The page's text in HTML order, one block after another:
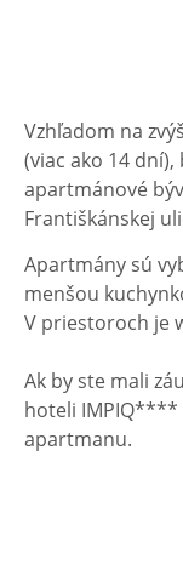
Vzhľadom na
(viac ako 14
apartmánové
Františkánskej
Apartmány sú
menšou
V priestoroch je
Ak by ste mali
hoteli IMPIQ****
apartmanu.